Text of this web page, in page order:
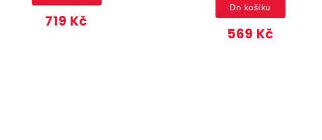
719 Kč
569 Kč
Do košíku